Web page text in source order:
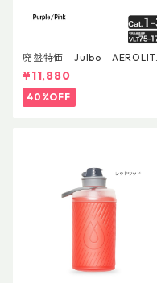
廃盤特価 Julbo AEROLITE
AsianFit
¥11,880
40%OFF